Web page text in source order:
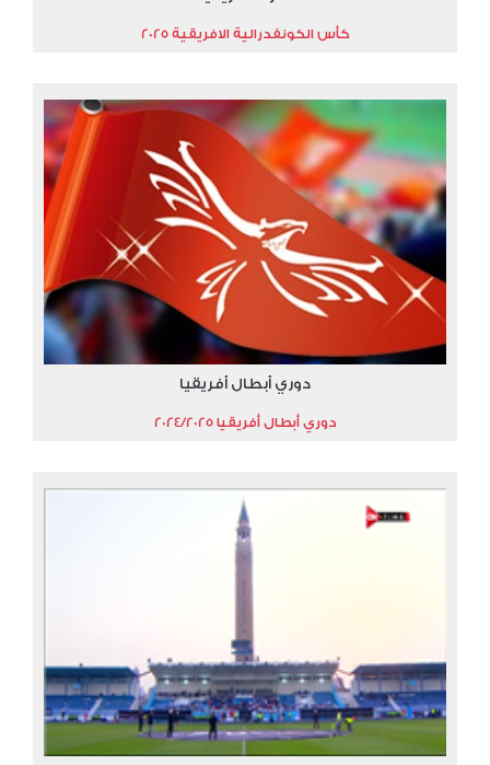
كأس الكونفدرالية الافريقية 2025
دوري أبطال أفريقيا
دوري أبطال أفريقيا 2024/2025